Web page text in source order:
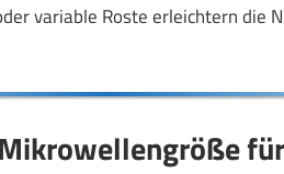
variable Roste erleichtern die